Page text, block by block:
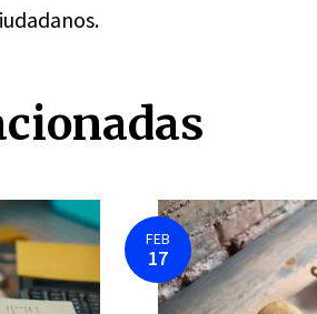
FEB
17